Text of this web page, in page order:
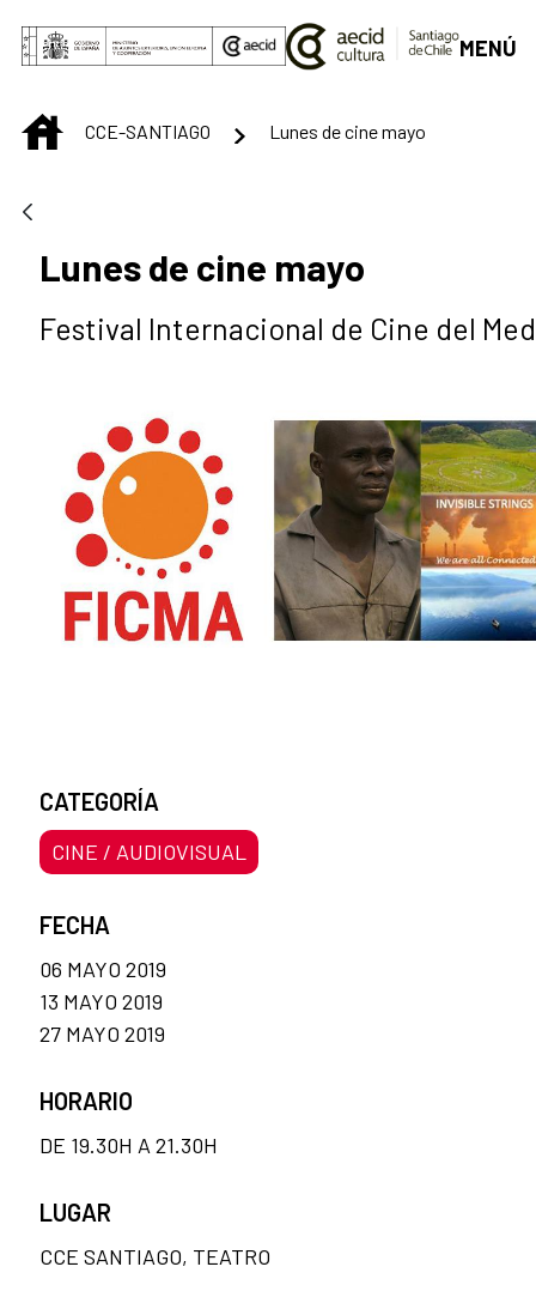
Saltar al contenido principal
MENÚ
INICIOCCE-SANTIAGO Lunes de cine mayo
Lunes de cine mayo
Festival Internacional de Cine del
CATEGORÍA
CINE / AUDIOVISUAL
FECHA
06 MAYO 2019
13 MAYO 2019
27 MAYO 2019
HORARIO
DE 19.30H A 21.30H
LUGAR
CCE SANTIAGO, TEATRO